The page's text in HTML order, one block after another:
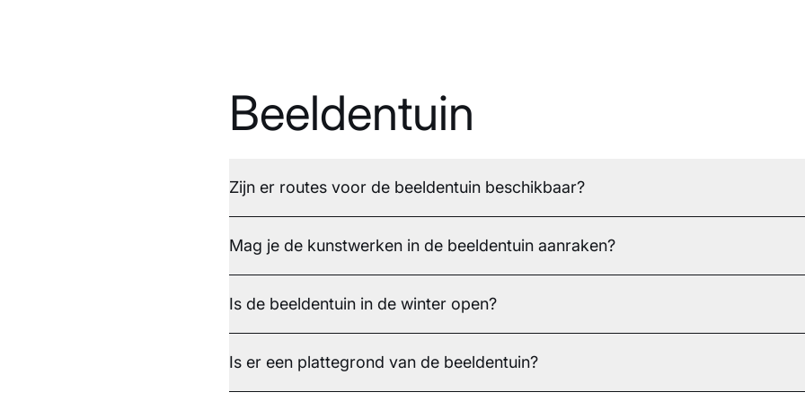
Beeldentuin
Zijn er routes voor de beeldentuin beschikbaar?
Mag je de kunstwerken in de beeldentuin aanraken?
Is de beeldentuin in de winter open?
Is er een plattegrond van de beeldentuin?